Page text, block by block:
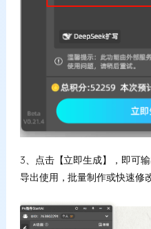
3、点击【立即生成】，即可
导出使用，批量制作或快速修